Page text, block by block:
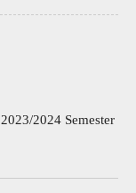
2024 Semester